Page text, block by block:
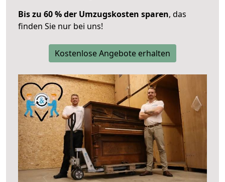
Bis zu 60 % der Umzugskosten sparen, das
finden Sie nur bei uns!
Kostenlose Angebote erhalten